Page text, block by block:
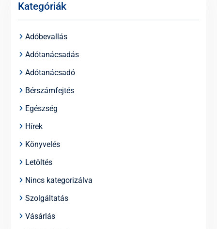
Kategóriák
Adóbevallás
Adótanácsadás
Adótanácsadó
Bérszámfejtés
Egészség
Hírek
Könyvelés
Letöltés
Nincs kategorizálva
Szolgáltatás
Vásárlás